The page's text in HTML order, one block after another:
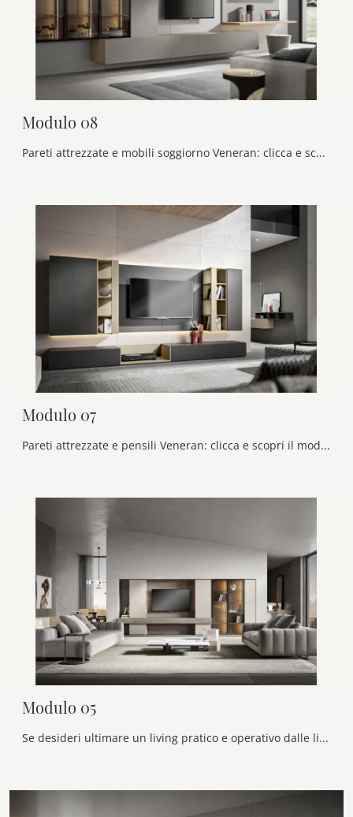
Modulo 08
Pareti attrezzate e mobili soggiorno Veneran: clicca e scopri il modello Modulo 08 e potrai completare stanze moderne di ogni tipo.
Modulo 07
Pareti attrezzate e pensili Veneran: clicca e scopri il modello Modulo 07 e potrai completare stanze moderne di ogni tipo.
Modulo 05
Se desideri ultimare un living pratico e operativo dalle linee classiche, ti offriamo la parete attrezzata Modulo 05 Veneran.